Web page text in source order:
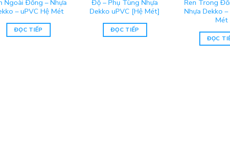
Ngoài Đồng – Nhựa
– uPVC Hệ Mét
ĐỌC TIẾP
Độ – Phụ Tùng Nhựa
Dekko uPVC [Hệ Mét]
ĐỌC TIẾP
Ren Trong
Nhựa Dekko –
Mét
ĐỌC